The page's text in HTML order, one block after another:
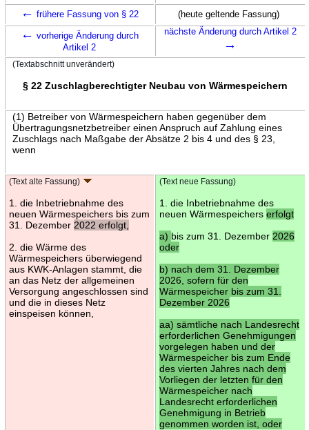
← frühere Fassung von § 22 (heute geltende Fassung)
← vorherige Änderung durch
Artikel 2
nächste Änderung durch Artikel 2
→
(Textabschnitt unverändert)
§ 22 Zuschlagberechtigter Neubau von Wärmespeichern
(1) Betreiber von Wärmespeichern haben gegenüber dem
Übertragungsnetzbetreiber einen Anspruch auf Zahlung eines
Zuschlags nach Maßgabe der Absätze 2 bis 4 und des § 23,
wenn
(Text alte Fassung)
1. die Inbetriebnahme des
neuen Wärmespeichers bis zum
31. Dezember 2022 erfolgt,
2. die Wärme des
Wärmespeichers überwiegend
aus KWK-Anlagen stammt, die
an das Netz der allgemeinen
Versorgung angeschlossen sind
und die in dieses Netz
einspeisen können,
(Text neue Fassung)
1. die Inbetriebnahme des
neuen Wärmespeichers erfolgt
a) bis zum 31. Dezember 2026
oder
b) nach dem 31. Dezember
2026, sofern für den
Wärmespeicher bis zum 31.
Dezember 2026
aa) sämtliche nach Landesrecht
erforderlichen Genehmigungen
vorgelegen haben und der
Wärmespeicher bis zum Ende
des vierten Jahres nach dem
Vorliegen der letzten für den
Wärmespeicher nach
Landesrecht erforderlichen
Genehmigung in Betrieb
genommen worden ist, oder